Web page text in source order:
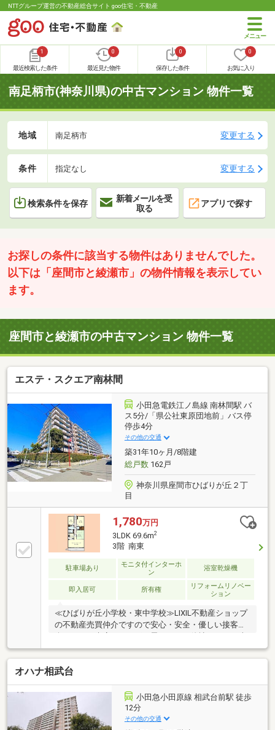
NTTグループ運営の不動産総合サイト goo住宅・不動産
1
最近検索した条件
0
最近見た物件
0
保存した条件
0
お気に入り
南足柄市(神奈川県)の中古マンション 物件一覧
地域 南足柄市 変更する
条件 指定なし 変更する
検索条件を保存
新着メールを受
取る
アプリで探す
お探しの条件に該当する物件はありませんでした。
以下は「座間市と綾瀬市」の物件情報を表示してい
ます。
座間市と綾瀬市の中古マンション 物件一覧
エステ・スクエア南林間
小田急電鉄江ノ島線 南林間駅 バ
ス5分/「県公社東原団地前」バス停
停歩4分
その他の交通
築31年10ヶ月/8階建
総戸数162戸
神奈川県座間市ひばりが丘２丁
目
1,780万円
3LDK 69.6m2
3階 南東
駐車場あり
モニタ付インターホ
ン
浴室乾燥機
即入居可 所有権
リフォームリノベー
ション
≪ひばりが丘小学校・東中学校≫LIXIL不動産ショップ
の不動産売買仲介ですので安心・安全・優しい接客を
楽しみにご来店頂ければと思います。他社さんとの違
いをご堪能下さい。～～～～～～～～～～～～～～～
～～～～～～インターネット、チラシなどに掲載でき
ない物件や未公開物件・自社物件も多数ございます。
物件情報等はコチラまでTEL：046-244-3815～～～～
～～～～～～～～～～～～～～～～～
オハナ相武台
小田急小田原線 相武台前駅 徒歩
12分
その他の交通